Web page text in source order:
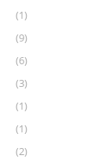
(1)
(9)
(6)
(3)
(1)
(1)
(2)